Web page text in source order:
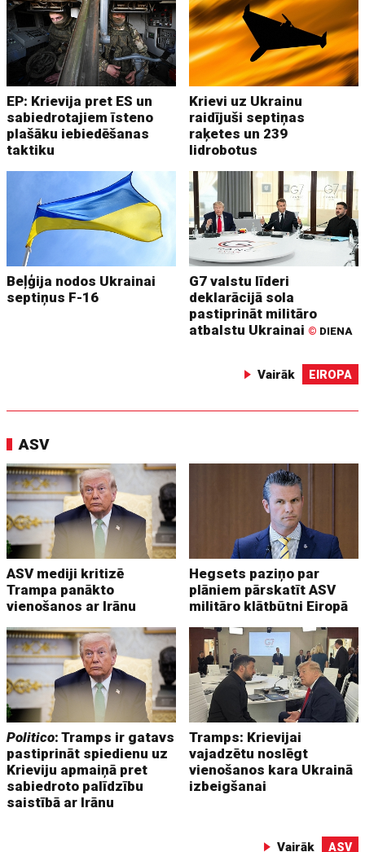
EP: Krievija pret ES un
sabiedrotajiem īsteno
plašāku iebiedēšanas
taktiku
Krievi uz Ukrainu
raidījuši septiņas
raķetes un 239
lidrobotus
Beļģija nodos Ukrainai
septiņus F-16
G7 valstu līderi
deklarācijā sola
pastiprināt militāro
atbalstu Ukrainai © DIENA
Vairāk EIROPA
ASV
ASV mediji kritizē
Trampa panākto
vienošanos ar Irānu
Hegsets paziņo par
plāniem pārskatīt ASV
militāro klātbūtni Eiropā
Politico: Tramps ir gatavs
pastiprināt spiedienu uz
Krieviju apmaiņā pret
sabiedroto palīdzību
saistībā ar Irānu
Tramps: Krievijai
vajadzētu noslēgt
vienošanos kara Ukrainā
izbeigšanai
Vairāk ASV